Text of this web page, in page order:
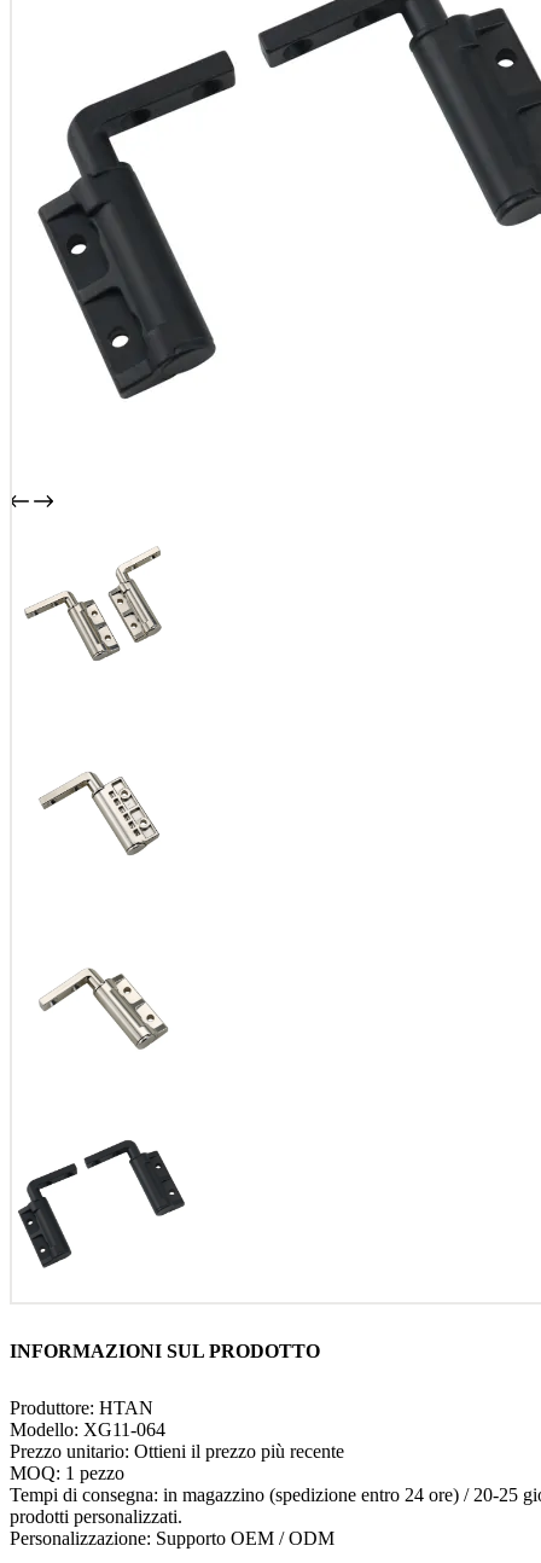
INFORMAZIONI SUL PRODOTTO
Produttore: HTAN
Modello: XG11-064
Prezzo unitario: Ottieni il prezzo più recente
MOQ: 1 pezzo
Tempi di consegna: in magazzino (spedizione entro 24 ore) / 20-25
prodotti personalizzati.
Personalizzazione: Supporto OEM / ODM